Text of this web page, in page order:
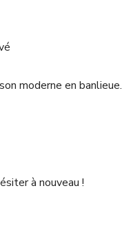
moderne en banlieue.
à nouveau !